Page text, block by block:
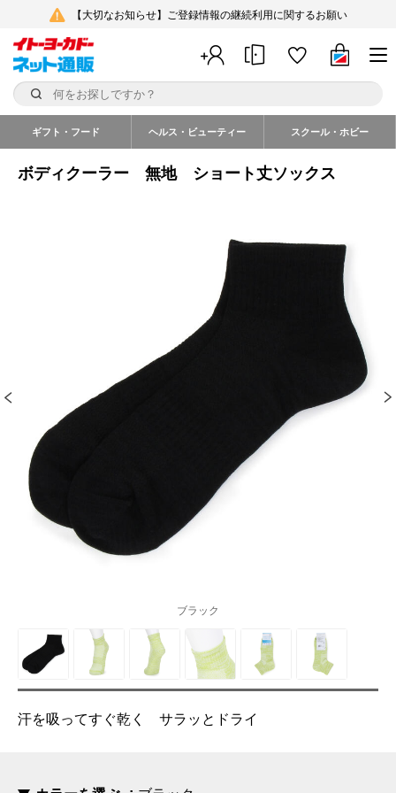
【大切なお知らせ】ご登録情報の継続利用に関するお願い
ギフト・フード ヘルス・ビューティー スクール・ホビー
ボディクーラー 無地 ショート丈ソックス
ブラック
汗を吸ってすぐ乾く サラッとドライ